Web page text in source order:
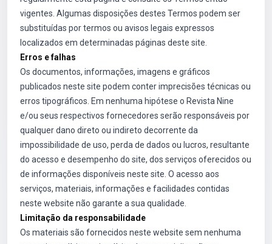
vigentes. Algumas disposições destes Termos podem ser
substituídas por termos ou avisos legais expressos
localizados em determinadas páginas deste site.
Erros e falhas
Os documentos, informações, imagens e gráficos
publicados neste site podem conter imprecisões técnicas ou
erros tipográficos. Em nenhuma hipótese o Revista Nine
e/ou seus respectivos fornecedores serão responsáveis por
qualquer dano direto ou indireto decorrente da
impossibilidade de uso, perda de dados ou lucros, resultante
do acesso e desempenho do site, dos serviços oferecidos ou
de informações disponíveis neste site. O acesso aos
serviços, materiais, informações e facilidades contidas
neste website não garante a sua qualidade.
Limitação da responsabilidade
Os materiais são fornecidos neste website sem nenhuma